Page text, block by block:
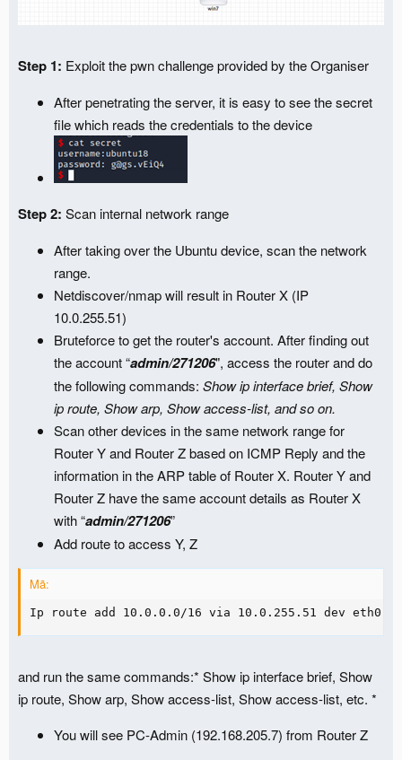
Step 1: Exploit the pwn challenge provided by the Organiser
After penetrating the server, it is easy to see the secret
file which reads the credentials to the device
Step 2: Scan internal network range
After taking over the Ubuntu device, scan the network
range.
Netdiscover/nmap will result in Router X (IP
10.0.255.51)
Bruteforce to get the router's account. After finding out
the account “admin/271206", access the router and do
the following commands: Show ip interface brief, Show
ip route, Show arp, Show access-list, and so on.
Scan other devices in the same network range for
Router Y and Router Z based on ICMP Reply and the
information in the ARP table of Router X. Router Y and
Router Z have the same account details as Router X
with “admin/271206”
Add route to access Y, Z
Mã:
Ip route add 10.0.0.0/16 via 10.0.255.51 dev eth0
and run the same commands:* Show ip interface brief, Show
ip route, Show arp, Show access-list, Show access-list, etc. *
You will see PC-Admin (192.168.205.7) from Router Z